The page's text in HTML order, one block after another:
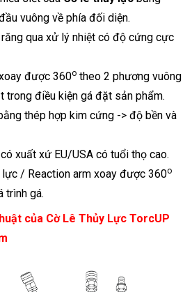
vuông về phía đối diện.
qua xử lý nhiệt có độ cứng cực
được 360o theo 2 phương vuông
trong điều kiện gá đặt sản phẩm.
thép hợp kim cứng -> độ bền và
xuất xứ EU/USA có tuổi thọ cao.
/ Reaction arm xoay được 360o
trình gá.
của Cờ Lê Thủy Lực TorcUP